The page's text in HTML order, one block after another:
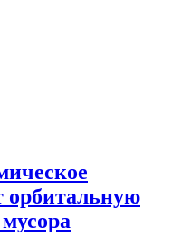
орбитальную